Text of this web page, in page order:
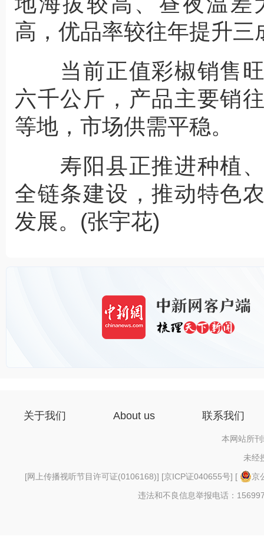
高，优品率较往年提升三
当前正值彩椒销售旺
六千公斤，产品主要销
等地，市场供需平稳。
寿阳县正推进种植、
全链条建设，推动特色
发展。(张宇花)
关于我们 About us 联系我们
本网站所
未经
[网上传播视听节目许可证(0106168)] [京ICP证040655号] [
京
违法和不良信息举报电话：